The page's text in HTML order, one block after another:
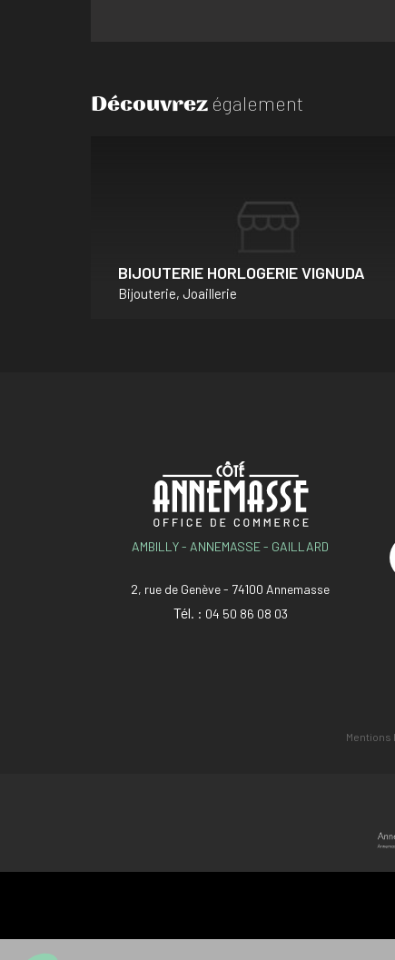
Découvrez également
BIJOUTERIE HORLOGERIE VIGNUDA
Bijouterie, Joaillerie
AMBILLY - ANNEMASSE - GAILLARD
2, rue de Genève - 74100 Annemasse
Tél. : 04 50 86 08 03
Mentions